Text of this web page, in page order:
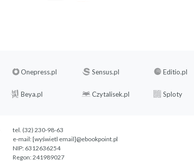
Onepress.pl Sensus.pl Editio.pl
Beya.pl Czytalisek.pl Sploty
tel. (32) 230-98-63
e-mail:[wyświetl email]@ebookpoint.pl
NIP: 6312636254
Regon: 241989027